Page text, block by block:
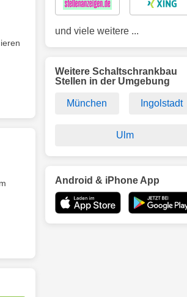
und viele weitere ...
Weitere Schaltschrankbau
Stellen in der Umgebung
München Ingolstadt
Ulm
Android & iPhone App